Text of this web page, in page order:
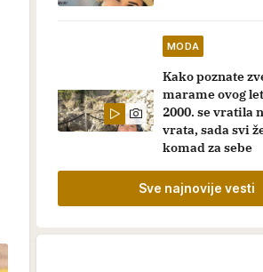
MODA
Kako poznate
marame ovog
2000. se vratila
vrata, sada svi
komad za sebe
Sve najnovije vesti